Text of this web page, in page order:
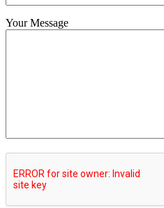
Your Message